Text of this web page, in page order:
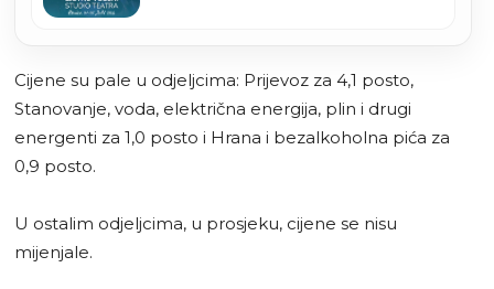
Cijene su pale u odjeljcima: Prijevoz za 4,1 posto,
Stanovanje, voda, električna energija, plin i drugi
energenti za 1,0 posto i Hrana i bezalkoholna pića za
0,9 posto.
U ostalim odjeljcima, u prosjeku, cijene se nisu
mijenjale.